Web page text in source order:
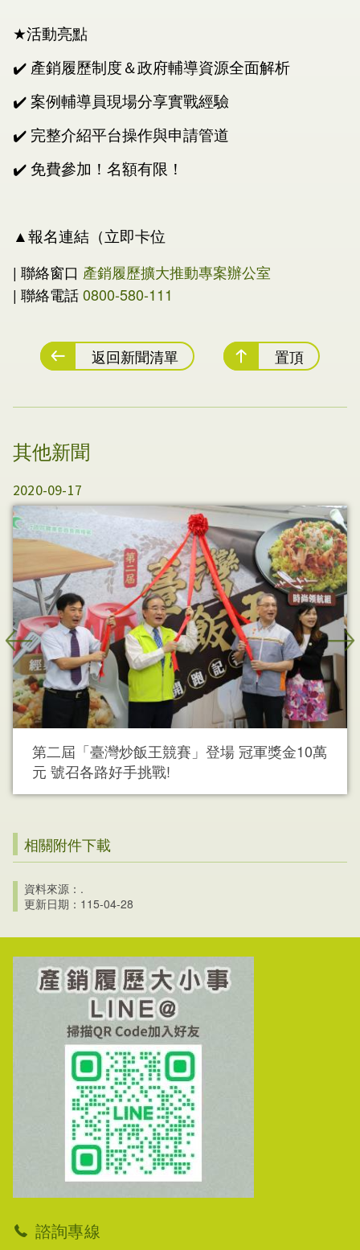
★活動亮點
✔️ 產銷履歷制度＆政府輔導資源全面解析
✔️ 案例輔導員現場分享實戰經驗
✔️ 完整介紹平台操作與申請管道
✔️ 免費參加！名額有限！
▲報名連結（立即卡位
| 聯絡窗口 產銷履歷擴大推動專案辦公室
| 聯絡電話0800-580-111
返回新聞清單 置頂
其他新聞
2020-09-17
第二屆「臺灣炒飯王競賽」登場 冠軍獎金10萬
元 號召各路好手挑戰!
相關附件下載
資料來源：.
更新日期：115-04-28
諮詢專線